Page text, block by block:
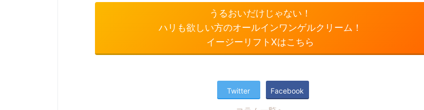
うるおいだけじゃない！
ハリも欲しい方のオールインワンゲルクリーム！
イージーリフトXはこちら
Twitter Facebook